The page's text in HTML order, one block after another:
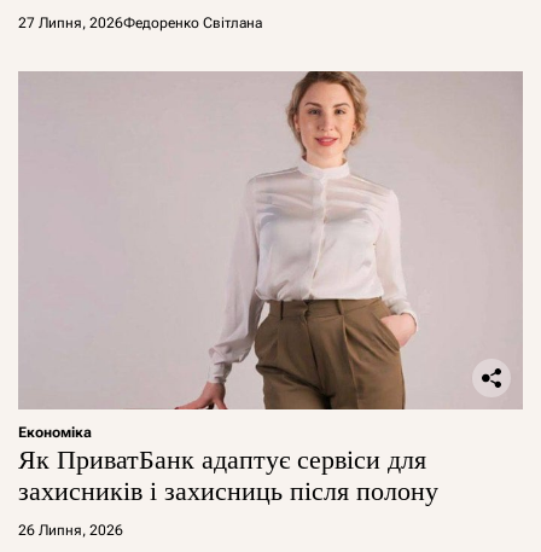
27 Липня, 2026Федоренко Світлана
Економіка
Як ПриватБанк адаптує сервіси для
захисників і захисниць після полону
26 Липня, 2026